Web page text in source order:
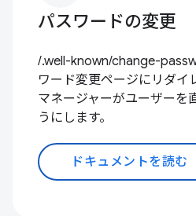
パスワードの変更
/.well-known/change-
ワード変更ページにリダイ
マネージャーがユーザーを
うにします。
ドキュメントを読む